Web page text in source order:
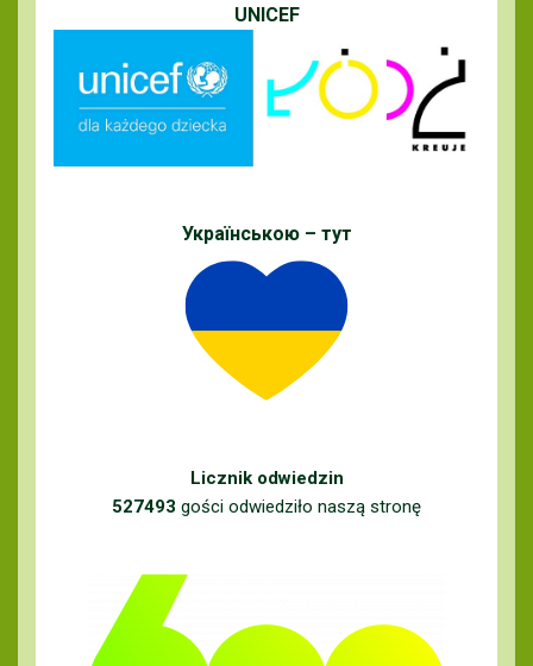
UNICEF
Українською – тут
Licznik odwiedzin
527493 gości odwiedziło naszą stronę